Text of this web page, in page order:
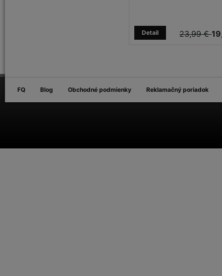
23,99 €
Detail
FQ Blog Obchodné podmienky Reklamačný poriadok